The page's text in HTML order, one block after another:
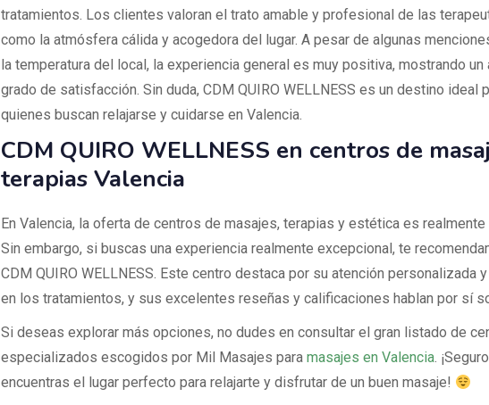
tratamientos. Los clientes valoran el trato amable y profesional de las
como la atmósfera cálida y acogedora del lugar. A pesar de algunas
la temperatura del local, la experiencia general es muy positiva, mostrando un
grado de satisfacción. Sin duda, CDM QUIRO WELLNESS es un destino ideal
quienes buscan relajarse y cuidarse en Valencia.
CDM QUIRO WELLNESS en centros de
terapias Valencia
En Valencia, la oferta de centros de masajes, terapias y estética es realmente
Sin embargo, si buscas una experiencia realmente excepcional, te
CDM QUIRO WELLNESS. Este centro destaca por su atención personalizada
en los tratamientos, y sus excelentes reseñas y calificaciones hablan por sí
Si deseas explorar más opciones, no dudes en consultar el gran listado de
especializados escogidos por Mil Masajes para masajes en Valencia.
encuentras el lugar perfecto para relajarte y disfrutar de un buen masaje!